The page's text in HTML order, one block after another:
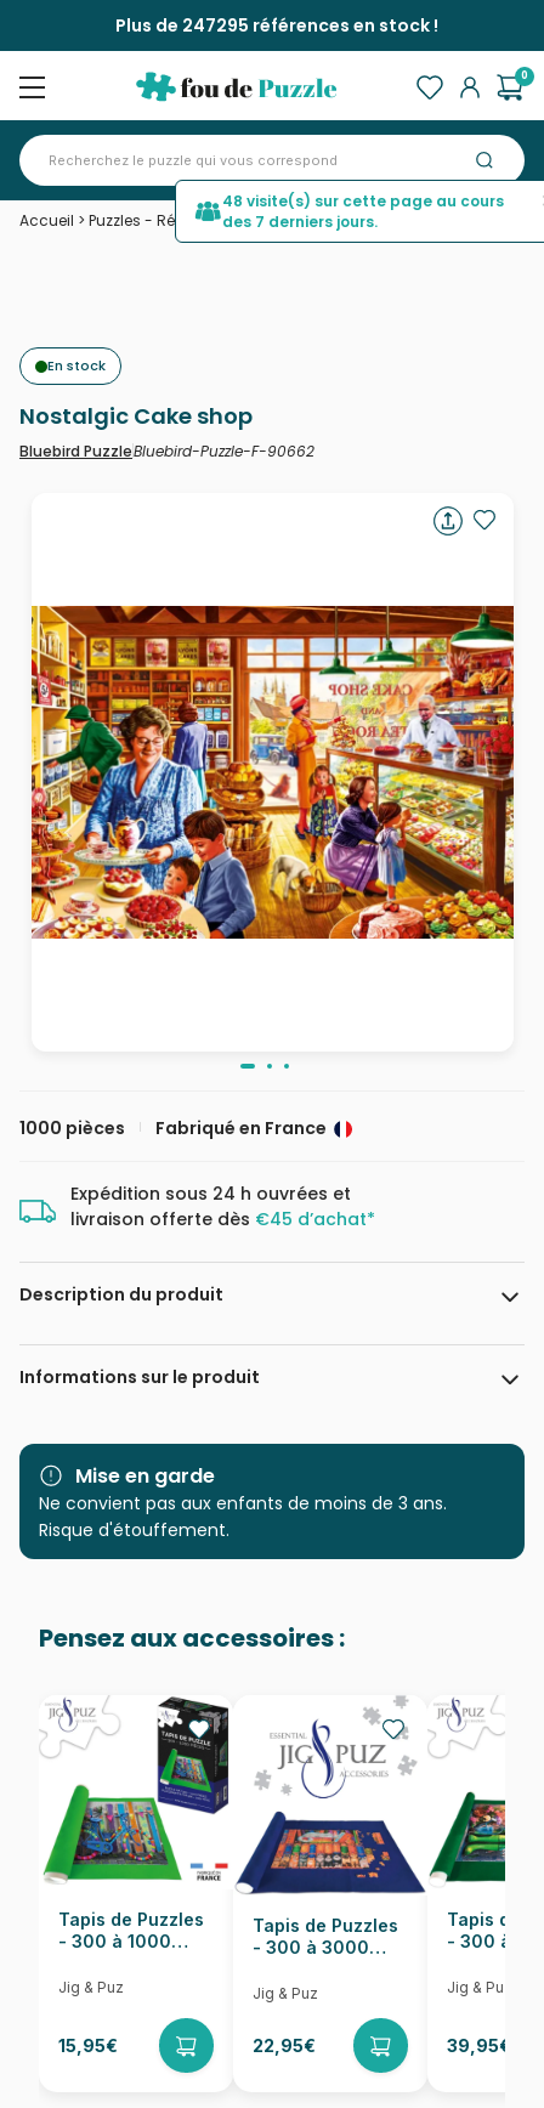
Plus de 247295 références en stock !
0
Accueil > Puzzles - Rétros et Nostalgie>Nostalgic Cake shop
En stock
Nostalgic Cake shop
Bluebird PuzzleBluebird-Puzzle-F-90662
1000 pièces Fabriqué en France
Expédition sous 24 h ouvrées et
livraison offerte dès €45 d’achat*
Description du produit
Steve Crisp / MGL
Informations sur le produit
Marque Bluebird Puzzle
Catégorie Puzzles - Rétros et Nostalgie
Age
Puzzle pour Adultes (500 à
Provenance Fabriqué en France
EAN 3663384906626
Nombre de pièces 1000 pièces
Dimensions 69 x 48 cm
Mise en garde
Ne convient pas aux enfants de moins de 3 ans.
Risque d'étouffement.
Pensez aux accessoires :
Tapis de Puzzles
- 300 à 1000
Jig & Puz
15,95€
Tapis de Puzzles
- 300 à 3000
Jig & Puz
22,95€
Tapis de
- 300 à
Jig & Puz
39,95€
48 visite(s) sur cette page au cours
des 7 derniers jours.